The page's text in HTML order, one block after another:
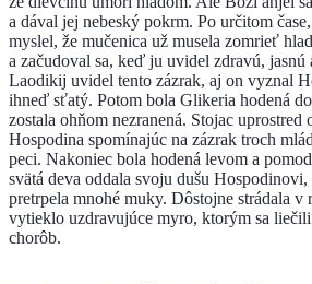
a dával jej nebeský pokrm. Po určitom
myslel, že mučenica už musela zomrieť
a začudoval sa, keď ju uvidel zdravú,
Laodikij uvidel tento zázrak, aj on vyznal
ihneď sťatý. Potom bola Glikeria hodená
zostala ohňom nezranená. Stojac uprostred
Hospodina spomínajúc na zázrak troch
peci. Nakoniec bola hodená levom a
svätá deva oddala svoju dušu
pretrpela mnohé muky. Dôstojne strádala
vytieklo uzdravujúce myro, ktorým sa
chorôb.